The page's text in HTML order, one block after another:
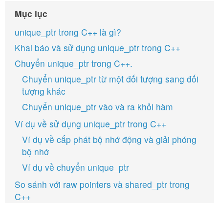
Mục lục
unique_ptr trong C++ là gì?
Khai báo và sử dụng unique_ptr trong C++
Chuyển unique_ptr trong C++.
Chuyển unique_ptr từ một đối tượng sang đối
tượng khác
Chuyển unique_ptr vào và ra khỏi hàm
Ví dụ về sử dụng unique_ptr trong C++
Ví dụ về cấp phát bộ nhớ động và giải phóng
bộ nhớ
Ví dụ về chuyển unique_ptr
So sánh với raw pointers và shared_ptr trong
C++